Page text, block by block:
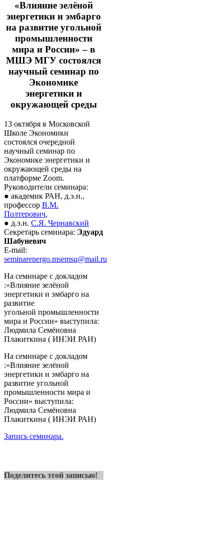
«Влияние зелёной
энергетики и эмбарго
на развитие угольной
промышленности
мира и России» – в
МШЭ МГУ состоялся
научный семинар по
Экономике
энергетики и
окружающей среды
13 октября в Московской
Школе Экономики
состоялся очередной
научный семинар по
Экономике энергетики и
окружающей среды на
платформе Zoom.
Руководители семинара:
● академик РАН, д.э.н.,
профессор В.М.
Полтерович,
● д.э.н. С.Я. Чернавский
Секретарь семинара: Эдуард
Шабуневич
E-mail:
seminarenergo.msemsu@mail.ru
На семинаре с докладом
:«Влияние зелёной
энергетики и эмбарго на
развитие
угольной промышленности
мира и России» выступила:
Людмила Семёновна
Плакиткина ( ИНЭИ РАН)
На семинаре с докладом
:«Влияние зелёной
энергетики и эмбарго на
развитие угольной
промышленности мира и
России» выступила:
Людмила Семёновна
Плакиткина ( ИНЭИ РАН)
Запись семинара.
Поделитесь этой записью!